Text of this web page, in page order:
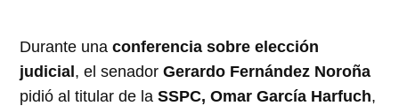
Durante unaconferencia sobre elección
judicial, el senadorGerardo Fernández Noroña
pidió al titular de laSSPC, Omar García Harfuch,